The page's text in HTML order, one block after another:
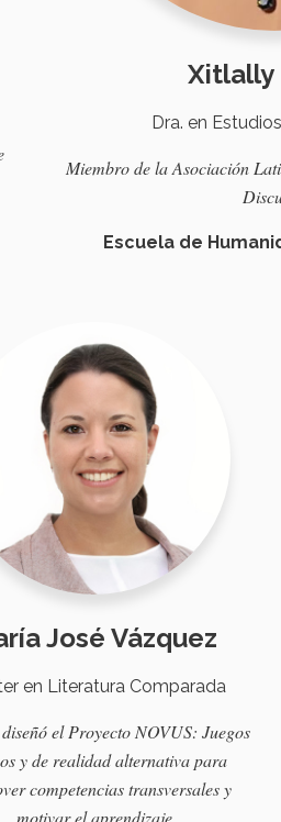
Xitlally
Dra. en
Miembrode laAsociación
Escuela de
José Vázquez
en Literatura Comparada
diseñóel Proyecto NOVUS: Juegos
y derealidad alternativapara
competencias transversalesy